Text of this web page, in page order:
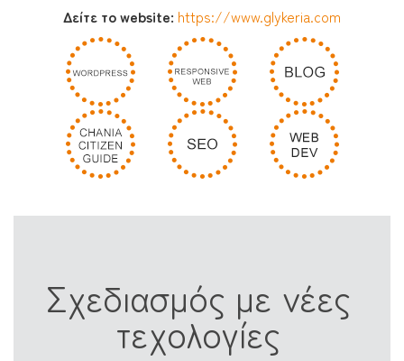
Δείτε το website: https://www.glykeria.com
Σχεδιασμός με νέες
τεχολογίες